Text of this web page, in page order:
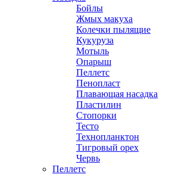
Бойлы
Жмых макуха
Колечки пылящие
Кукуруза
Мотыль
Опарыш
Пеллетс
Пенопласт
Плавающая насадка
Пластилин
Стопорки
Тесто
Технопланктон
Тигровый орех
Червь
Пеллетс